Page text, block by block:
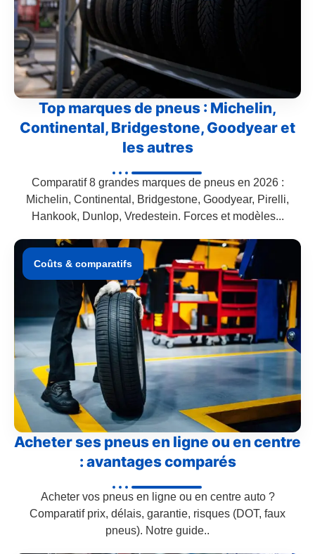
Top marques de pneus : Michelin,
Continental, Bridgestone, Goodyear et
les autres
Comparatif 8 grandes marques de pneus en 2026 :
Michelin, Continental, Bridgestone, Goodyear, Pirelli,
Hankook, Dunlop, Vredestein. Forces et modèles...
Coûts & comparatifs
Acheter ses pneus en ligne ou en centre
: avantages comparés
Acheter vos pneus en ligne ou en centre auto ?
Comparatif prix, délais, garantie, risques (DOT, faux
pneus). Notre guide..